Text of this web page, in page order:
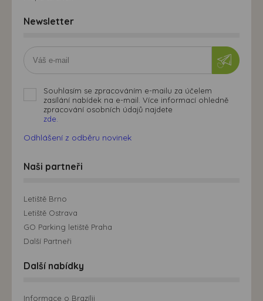
Newsletter
Souhlasím se zpracováním e-mailu za účelem
zasílání nabídek na e-mail. Více informací ohledně
zpracování osobních údajů najdete
zde.
Odhlášení z odběru novinek
Naši partneři
Letiště Brno
Letiště Ostrava
GO Parking letiště Praha
Další Partneři
Další nabídky
Informace o Brazílii